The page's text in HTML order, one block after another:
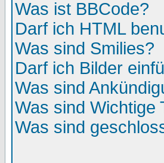
Was ist BBCode?
Darf ich HTML
Was sind Smilies?
Darf ich Bilder
Was sind
Was sind Wichtige
Was sind